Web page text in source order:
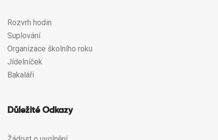
Rozvrh hodin
Suplování
Organizace školního roku
Jídelníček
Bakaláři
Důležité Odkazy